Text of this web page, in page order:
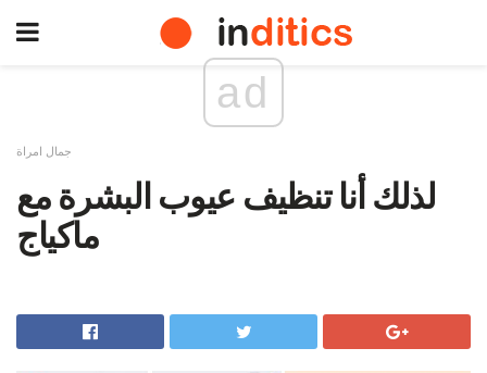
ad
جمال امراة
لذلك أنا تنظيف عيوب البشرة مع
ماكياج